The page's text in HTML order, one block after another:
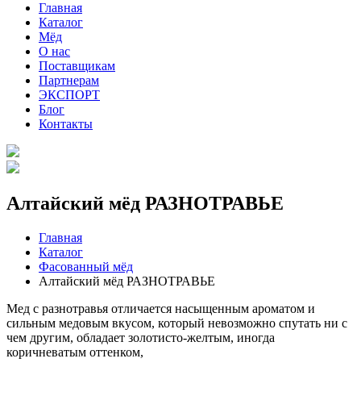
Главная
Каталог
Мёд
О нас
Поставщикам
Партнерам
ЭКСПОРТ
Блог
Контакты
Алтайский мёд РАЗНОТРАВЬЕ
Главная
Каталог
Фасованный мёд
Алтайский мёд РАЗНОТРАВЬЕ
Мед с разнотравья отличается насыщенным ароматом и
сильным медовым вкусом, который невозможно спутать ни с
чем другим, обладает золотисто-желтым, иногда
коричневатым оттенком,